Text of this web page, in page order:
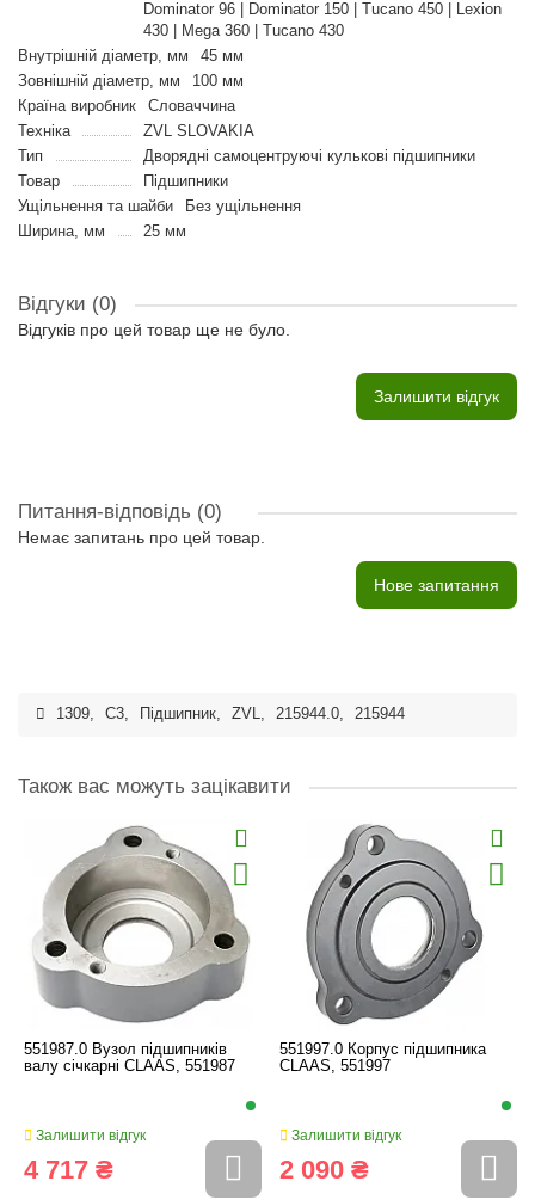
Dominator 96 | Dominator 150 | Tucano 450 | Lexion
430 | Mega 360 | Tucano 430
Внутрішній діаметр, мм
45 мм
Зовнішній діаметр, мм
100 мм
Країна виробник
Словаччина
Техніка
ZVL SLOVAKIA
Тип
Дворядні самоцентруючі кулькові підшипники
Товар
Підшипники
Ущільнення та шайби
Без ущільнення
Ширина, мм
25 мм
Відгуки (0)
Відгуків про цей товар ще не було.
Залишити відгук
Питання-відповідь (0)
Немає запитань про цей товар.
Нове запитання
1309, C3, Підшипник, ZVL, 215944.0, 215944
Також вас можуть зацікавити
551987.0 Вузол підшипників
валу січкарні CLAAS, 551987
Залишити відгук
4 717 ₴
551997.0 Корпус підшипника
CLAAS, 551997
Залишити відгук
2 090 ₴